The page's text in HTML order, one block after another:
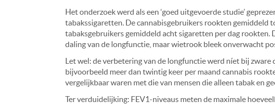
Het onderzoek werd als een ‘goed uitgevoerde studie’
tabakssigaretten. De cannabisgebruikers rookten gemiddeld
tabaksgebruikers gemiddeld acht sigaretten per dag
daling van de longfunctie, maar wietrook bleek onverwacht
Let wel: de verbetering van de longfunctie werd níet bij zware
bijvoorbeeld meer dan twintig keer per maand cannabis
vergelijkbaar waren met die van mensen die alleen tabak en
Ter verduidelijking: FEV1-niveaus meten de maximale